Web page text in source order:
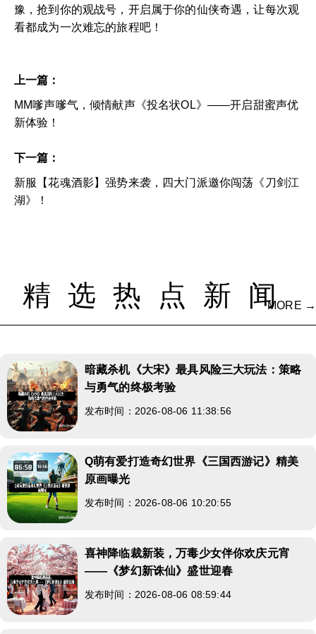
豫，抢到你的观战号，开启属于你的仙侠奇遇，让每次观
看都成为一次难忘的旅程吧！
上一篇：
MM嗲声嗲气，倾情献声《投名状OL》——开启甜蜜声优
新体验！
下一篇：
新服【花魂酒影】强势来袭，四大门派邀你闯荡《刀剑江
湖》！
精选热点新闻
MORE →
暗藏杀机《大宋》最具风险三大玩法：策略
与勇气的终极考验
发布时间：2026-08-06 11:38:56
Q萌有爱打造奇幻世界《三国西游记》精美
原画曝光
发布时间：2026-08-06 10:20:55
喜神降临裁新装，万毒少女伴你欢庆元宵
——《梦幻新诛仙》盛世迎春
发布时间：2026-08-06 08:59:44